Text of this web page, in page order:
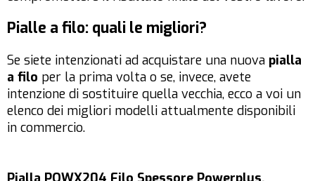
Pialle a filo: quali le migliori?
Se siete intenzionati ad acquistare una nuova pialla
a filo per la prima volta o se, invece, avete
intenzione di sostituire quella vecchia, ecco a voi un
elenco dei migliori modelli attualmente disponibili
in commercio.